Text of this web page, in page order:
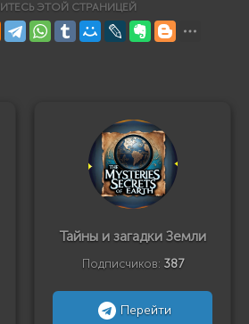
ЭТОЙ СТРАНИЦЕЙ
Тайны и загадки Земли
Подписчиков: 387
Перейти